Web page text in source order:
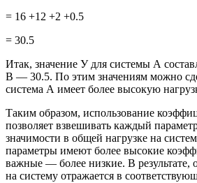
= 16 +12 +2 +0.5
= 30.5
Итак, значение У для системы A
B — 30.5. По этим значениям можно
система A имеет более высокую
Таким образом, использование
позволяет взвешивать каждый
значимости в общей нагрузке на
параметры имеют более высокие
важные — более низкие. В результате,
на систему отражается в